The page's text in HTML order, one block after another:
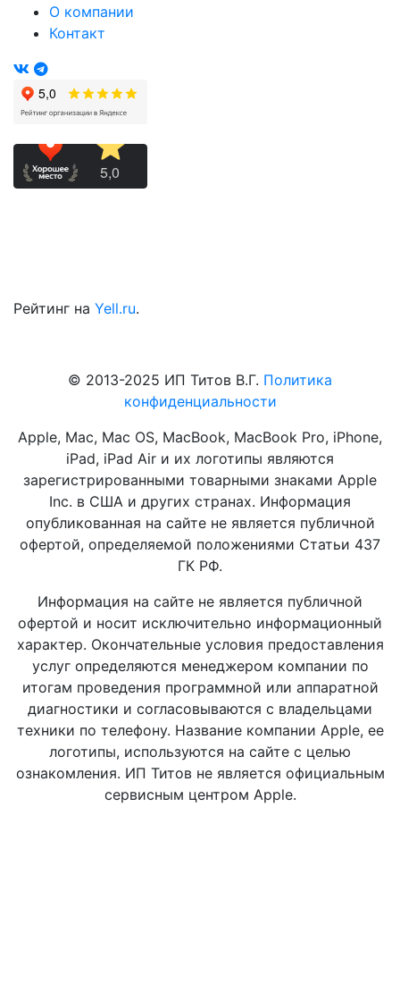
О компании
Контакт
Рейтинг на Yell.ru.
© 2013-2025 ИП Титов В.Г. Политика
конфиденциальности
Apple, Mac, Mac OS, MacBook, MacBook Pro, iPhone,
iPad, iPad Air и их логотипы являются
зарегистрированными товарными знаками Apple
Inc. в США и других странах. Информация
опубликованная на сайте не является публичной
офертой, определяемой положениями Статьи 437
ГК РФ.
Информация на сайте не является публичной
офертой и носит исключительно информационный
характер. Окончательные условия предоставления
услуг определяются менеджером компании по
итогам проведения программной или аппаратной
диагностики и согласовываются с владельцами
техники по телефону. Название компании Apple, ее
логотипы, используются на сайте с целью
ознакомления. ИП Титов не является официальным
сервисным центром Apple.